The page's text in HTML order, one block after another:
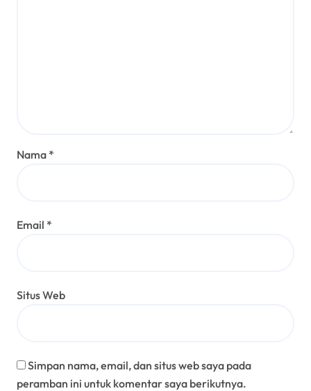
Nama *
Email *
Situs Web
Simpan nama, email, dan situs web saya pada
peramban ini untuk komentar saya berikutnya.